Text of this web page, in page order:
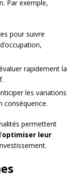
Par exemple,
pour suivre
rapidement la
les variations
conséquence.
permettent
optimiser leur